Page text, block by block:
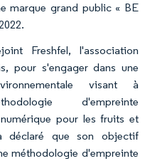
marque grand public « BE
Freshfel, l'association
pour s'engager dans une
visant à
d'empreinte
pour les fruits et
déclaré que son objectif
méthodologie d'empreinte